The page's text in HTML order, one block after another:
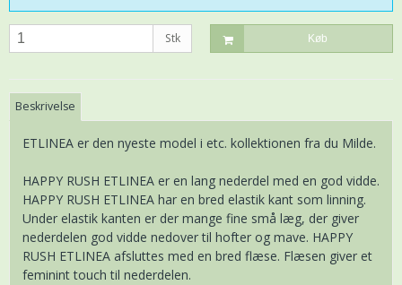
Stk Køb
Beskrivelse
ETLINEA er den nyeste model i etc. kollektionen fra du Milde.
HAPPY RUSH ETLINEA er en lang nederdel med en god vidde.
HAPPY RUSH ETLINEA har en bred elastik kant som linning.
Under elastik kanten er der mange fine små læg, der giver
nederdelen god vidde nedover til hofter og mave. HAPPY
RUSH ETLINEA afsluttes med en bred flæse. Flæsen giver et
feminint touch til nederdelen.